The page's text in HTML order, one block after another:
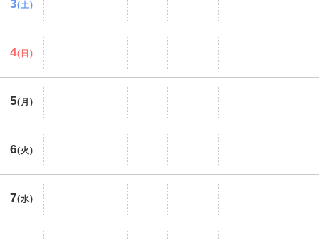
3(土)
4(日)
5(月)
6(火)
7(水)